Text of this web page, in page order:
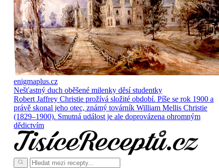
enigmaplus.cz
Nešťastný duch oběšené milenky děsí studentky
Robert Jaffrey Christie prožívá složité období. Píše se rok 1900 a
právě skonal jeho otec, známý továrník William Mellis Christie
(1829–1900). Smutná událost je ale doprovázena ohromným
dědictvím